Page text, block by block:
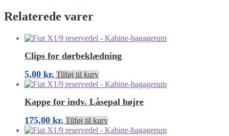
Relaterede varer
Clips for dørbeklædning
5,00 kr. Tilføj til kurv
Kappe for indv. Låsepal højre
175,00 kr. Tilføj til kurv